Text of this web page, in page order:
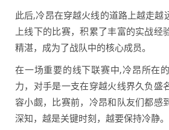
此后,冷昂在穿越火线的道路上越走越
上线下的比赛，积累了丰富的实战经
精湛，成为了战队中的核心成员。
在一场重要的线下联赛中,冷昂所在
力，对手是一支在穿越火线界久负盛
容小觑，比赛前，冷昂和队友们都感
深知，越是关键时刻，越要保持冷静。